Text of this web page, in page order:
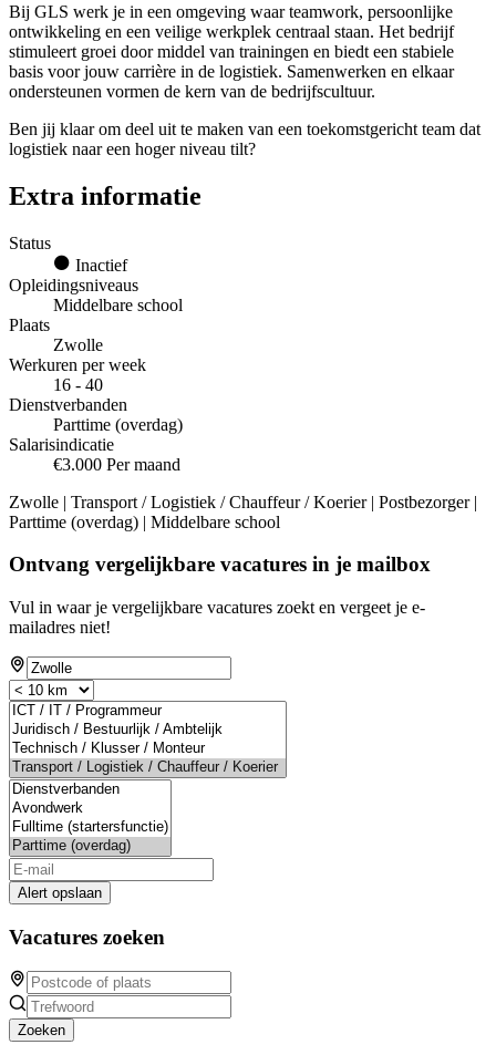
Bij GLS werk je in een omgeving waar teamwork, persoonlijke
ontwikkeling en een veilige werkplek centraal staan. Het bedrijf
stimuleert groei door middel van trainingen en biedt een stabiele
basis voor jouw carrière in de logistiek. Samenwerken en elkaar
ondersteunen vormen de kern van de bedrijfscultuur.
Ben jij klaar om deel uit te maken van een toekomstgericht team dat
logistiek naar een hoger niveau tilt?
Extra informatie
Status
Inactief
Opleidingsniveaus
Middelbare school
Plaats
Zwolle
Werkuren per week
16 - 40
Dienstverbanden
Parttime (overdag)
Salarisindicatie
€3.000 Per maand
Zwolle | Transport / Logistiek / Chauffeur / Koerier | Postbezorger |
Parttime (overdag) | Middelbare school
Ontvang vergelijkbare vacatures in je mailbox
Vul in waar je vergelijkbare vacatures zoekt en vergeet je e-
mailadres niet!
Alert opslaan
Vacatures zoeken
Zoeken